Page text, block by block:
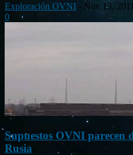
Exploración OVNI - Nov 13, 2011
0
Supuestos OVNI parecen
Rusia